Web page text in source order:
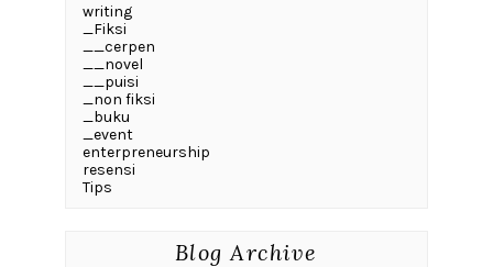
writing
_Fiksi
__cerpen
__novel
__puisi
_non fiksi
_buku
_event
enterpreneurship
resensi
Tips
Blog Archive